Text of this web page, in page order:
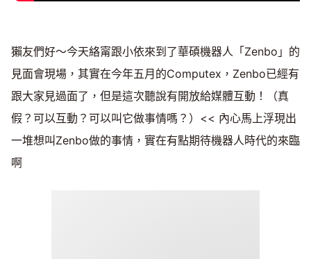
獺友們好～今天絡甯跟小依來到了華碩機器人「Zenbo」的
見面會現場，其實在今年五月的Computex，Zenbo已經有
跟大家見過面了，但是這次聽說有開放給媒體互動！（真
假？可以互動？可以叫它做事情嗎？）<< 內心馬上浮現出
一堆想叫Zenbo做的事情，實在有點期待機器人時代的來臨
啊